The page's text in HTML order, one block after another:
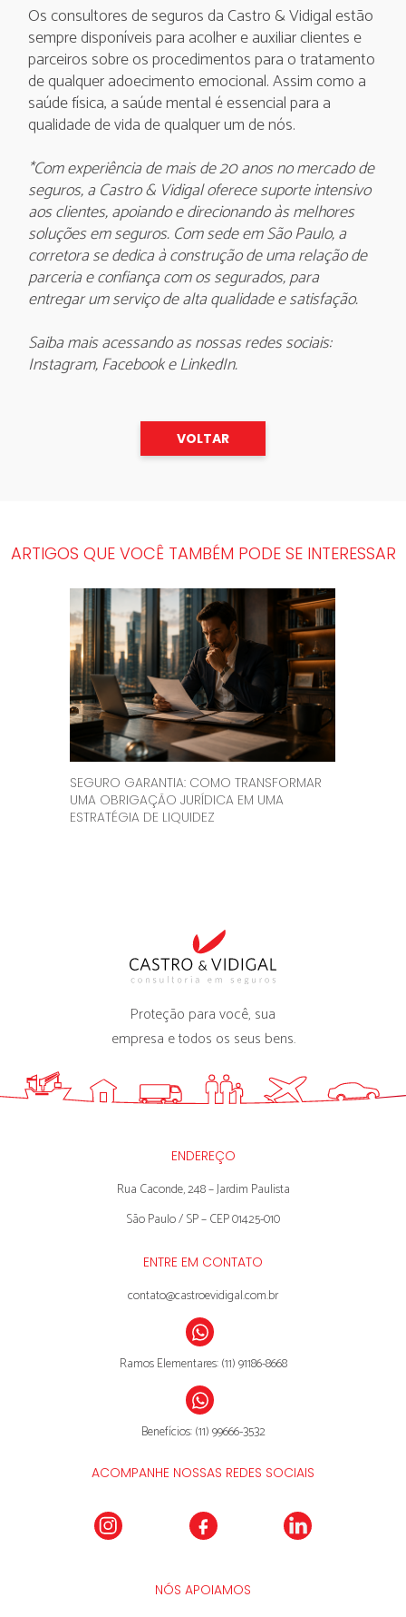
Os consultores de seguros da Castro & Vidigal estão
sempre disponíveis para acolher e auxiliar clientes e
parceiros sobre os procedimentos para o tratamento
de qualquer adoecimento emocional. Assim como a
saúde física, a saúde mental é essencial para a
qualidade de vida de qualquer um de nós.
*Com experiência de mais de 20 anos no mercado de
seguros, a Castro & Vidigal oferece suporte intensivo
aos clientes, apoiando e direcionando às melhores
soluções em seguros. Com sede em São Paulo, a
corretora se dedica à construção de uma relação de
parceria e confiança com os segurados, para
entregar um serviço de alta qualidade e satisfação.
Saiba maisacessando as nossas redes sociais:
Instagram,FacebookeLinkedIn.
VOLTAR
ARTIGOS QUE VOCÊ TAMBÉM PODE SE INTERESSAR
SEGURO GARANTIA: COMO TRANSFORMAR
UMA OBRIGAÇÃO JURÍDICA EM UMA
ESTRATÉGIA DE LIQUIDEZ
Proteção para você, sua
empresa e todos os seus bens.
ENDEREÇO
Rua Caconde, 248 – Jardim Paulista
São Paulo / SP – CEP 01425-010
ENTRE EM CONTATO
contato@castroevidigal.com.br
Ramos Elementares: (11) 91186-8668
Benefícios: (11) 99666-3532
ACOMPANHE NOSSAS REDES SOCIAIS
NÓS APOIAMOS